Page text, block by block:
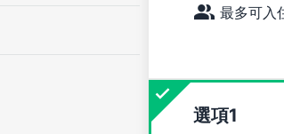
最多可入
選項